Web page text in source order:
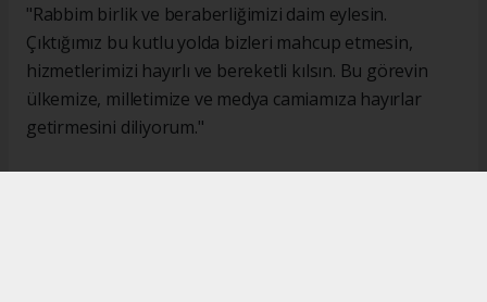
"Rabbim birlik ve beraberliğimizi daim eylesin.
Çıktığımız bu kutlu yolda bizleri mahcup etmesin,
hizmetlerimizi hayırlı ve bereketli kılsın. Bu görevin
ülkemize, milletimize ve medya camiamıza hayırlar
getirmesini diliyorum."